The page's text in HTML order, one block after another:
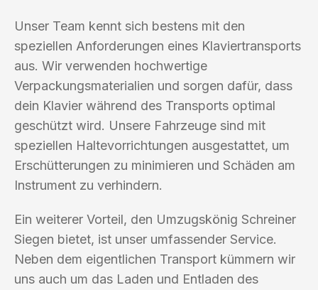
Unser Team kennt sich bestens mit den
speziellen Anforderungen eines Klaviertransports
aus. Wir verwenden hochwertige
Verpackungsmaterialien und sorgen dafür, dass
dein Klavier während des Transports optimal
geschützt wird. Unsere Fahrzeuge sind mit
speziellen Haltevorrichtungen ausgestattet, um
Erschütterungen zu minimieren und Schäden am
Instrument zu verhindern.
Ein weiterer Vorteil, den Umzugskönig Schreiner
Siegen bietet, ist unser umfassender Service.
Neben dem eigentlichen Transport kümmern wir
uns auch um das Laden und Entladen des